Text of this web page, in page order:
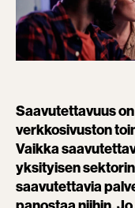
Saavutettavuus
verkkosivuston
Vaikka
yksityisen
saavutettavia